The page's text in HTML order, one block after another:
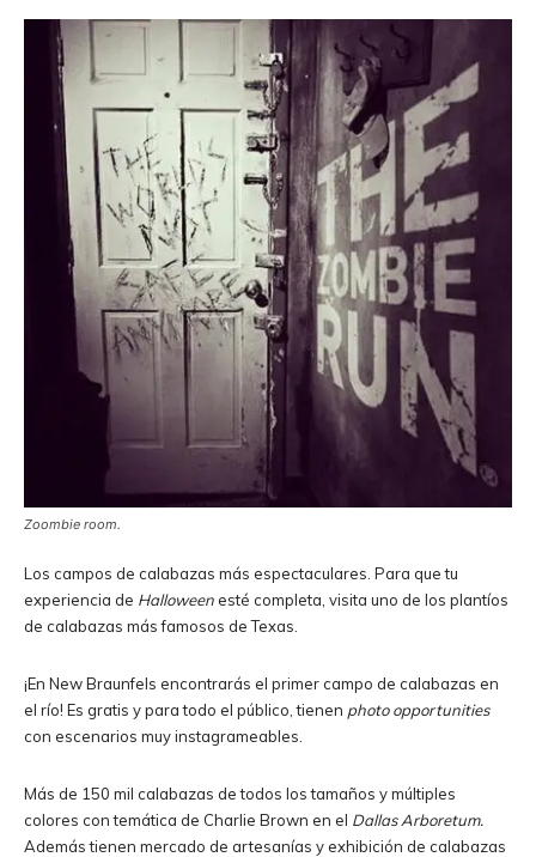
Zoombie room.
Los campos de calabazas más espectaculares. Para que tu
experiencia de Halloween esté completa, visita uno de los plantíos
de calabazas más famosos de Texas.
¡En New Braunfels encontrarás el primer campo de calabazas en
el río! Es gratis y para todo el público, tienen photo opportunities
con escenarios muy instagrameables.
Más de 150 mil calabazas de todos los tamaños y múltiples
colores con temática de Charlie Brown en el Dallas Arboretum.
Además tienen mercado de artesanías y exhibición de calabazas